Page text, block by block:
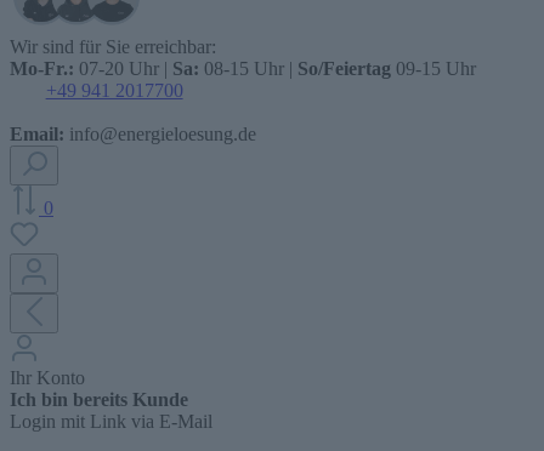
Wir sind für Sie erreichbar:
Mo-Fr.: 07-20 Uhr | Sa: 08-15 Uhr | So/Feiertag 09-15 Uhr
+49 941 2017700
Email: info@energieloesung.de
0
Ihr Konto
Ich bin bereits Kunde
Login mit Link via E-Mail